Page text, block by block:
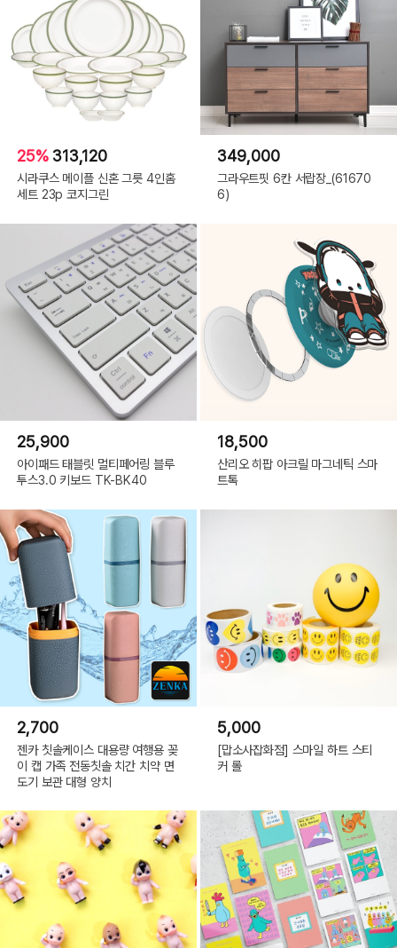
25% 313,120
시라쿠스 메이플 신혼 그릇 4인홈
세트 23p 코지그린
349,000
그라우트핏 6칸 서랍장_(61670
6)
25,900
아이패드 태블릿 멀티페어링 블루
투스3.0 키보드 TK-BK40
18,500
산리오 히팝 아크릴 마그네틱 스마
트톡
2,700
젠카 칫솔케이스 대용량 여행용 꽂
이 캡 가족 전동칫솔 치간 치약 면
도기 보관 대형 양치
5,000
[맙소사잡화점] 스마일 하트 스티
커 롤